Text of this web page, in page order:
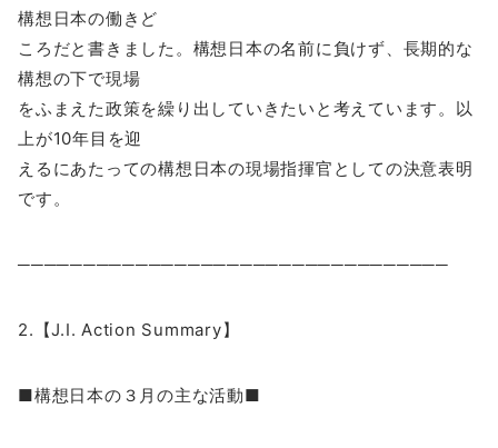
構想日本の働きど
ころだと書きました。構想日本の名前に負けず、長期的な
構想の下で現場
をふまえた政策を繰り出していきたいと考えています。以
上が10年目を迎
えるにあたっての構想日本の現場指揮官としての決意表明
です。
─────────────────────────────────
2.【J.I. Action Summary】
■構想日本の３月の主な活動■